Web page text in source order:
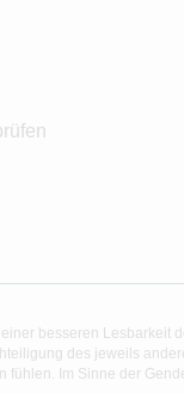
besseren
des jeweils
Im Sinne der